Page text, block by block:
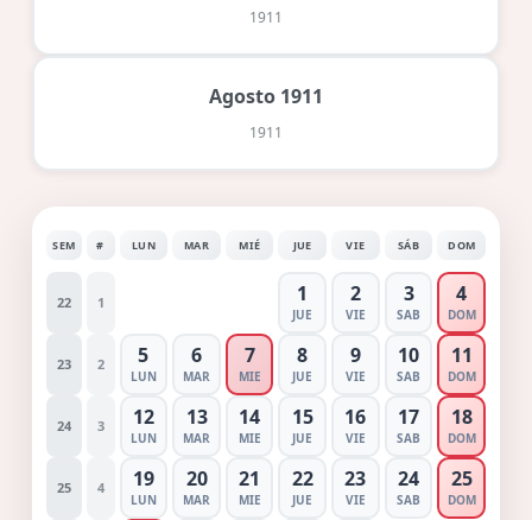
1911
Agosto 1911
1911
SEM # LUN MAR MIÉ JUE VIE SÁB DOM
22 1 1
JUE
2
VIE
3
SAB
4
DOM
23 2 5
LUN
6
MAR
7
MIE
8
JUE
9
VIE
10
SAB
11
DOM
24 3 12
LUN
13
MAR
14
MIE
15
JUE
16
VIE
17
SAB
18
DOM
25 4 19
LUN
20
MAR
21
MIE
22
JUE
23
VIE
24
SAB
25
DOM